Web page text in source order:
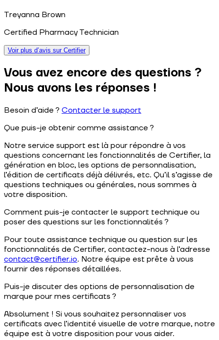
Treyanna Brown
Certified Pharmacy Technician
Voir plus d’avis sur Certifier
Vous avez encore des questions ?
Nous avons les réponses !
Besoin d’aide ? Contacter le support
Que puis-je obtenir comme assistance ?
Notre service support est là pour répondre à vos
questions concernant les fonctionnalités de Certifier, la
génération en bloc, les options de personnalisation,
l’édition de certificats déjà délivrés, etc. Qu’il s’agisse de
questions techniques ou générales, nous sommes à
votre disposition.
Comment puis-je contacter le support technique ou
poser des questions sur les fonctionnalités ?
Pour toute assistance technique ou question sur les
fonctionnalités de Certifier, contactez-nous à l’adresse
contact@certifier.io. Notre équipe est prête à vous
fournir des réponses détaillées.
Puis-je discuter des options de personnalisation de
marque pour mes certificats ?
Absolument ! Si vous souhaitez personnaliser vos
certificats avec l’identité visuelle de votre marque, notre
équipe est à votre disposition pour vous aider.